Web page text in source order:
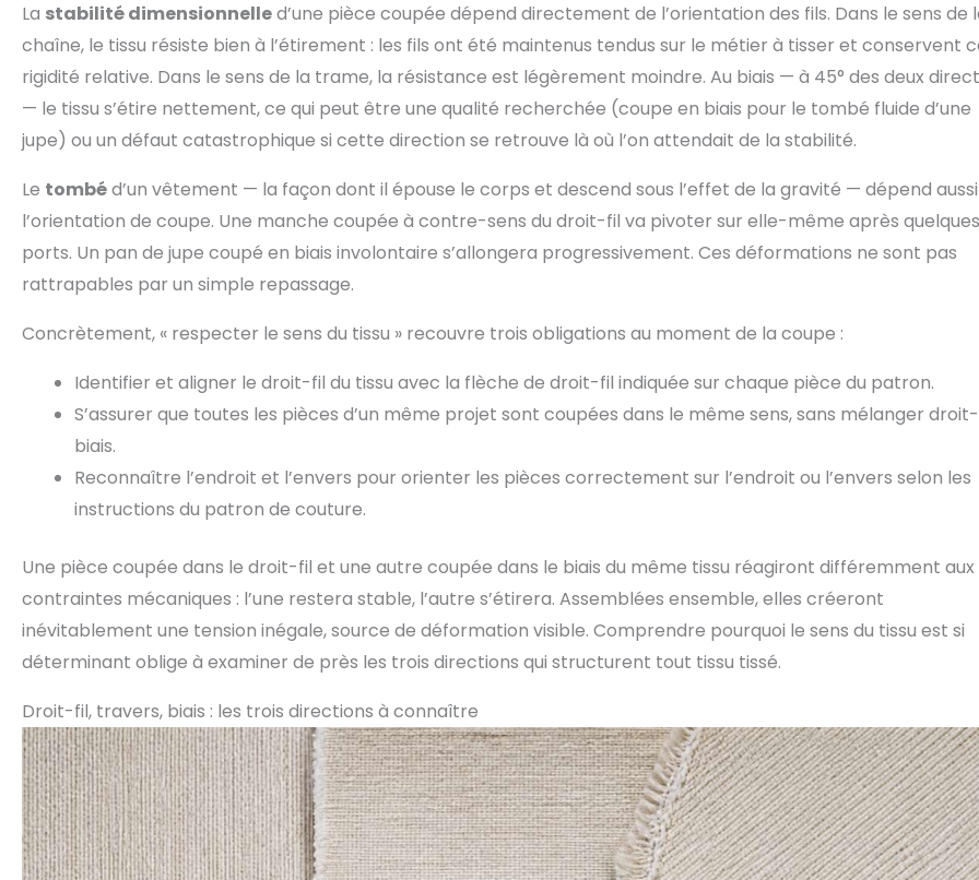
La stabilité dimensionnelled’une pièce coupée dépend directement de l’orientation des fils. Dans le sens de
chaîne, le tissu résiste bien à l’étirement : les fils ont été maintenus tendus sur le métier à tisser et conservent
rigidité relative. Dans le sens de la trame, la résistance est légèrement moindre. Au biais — à 45° des deux
— le tissu s’étire nettement, ce qui peut être une qualité recherchée (coupe en biais pour le tombé fluide d’une
jupe) ou un défaut catastrophique si cette direction se retrouve là où l’on attendait de la stabilité.
Le tombéd’un vêtement — la façon dont il épouse le corps et descend sous l’effet de la gravité — dépend
l’orientation de coupe. Une manche coupée à contre-sens du droit-fil va pivoter sur elle-même après quelques
ports. Un pan de jupe coupé en biais involontaire s’allongera progressivement. Ces déformations ne sont pas
rattrapables par un simple repassage.
Concrètement, « respecter le sens du tissu » recouvre trois obligations au moment de la coupe :
Identifier et aligner le droit-fil du tissu avec la flèche de droit-fil indiquée sur chaque pièce du patron.
S’assurer que toutes les pièces d’un même projet sont coupées dans le même sens, sans mélanger
biais.
Reconnaître l’endroit et l’envers pour orienter les pièces correctement sur l’endroit ou l’envers selon les
instructions du patron de couture.
Une pièce coupée dans le droit-fil et une autre coupée dans le biais du même tissu réagiront différemment aux
contraintes mécaniques : l’une restera stable, l’autre s’étirera. Assemblées ensemble, elles créeront
inévitablement une tension inégale, source de déformation visible. Comprendre pourquoi le sens du tissu est si
déterminant oblige à examiner de près les trois directions qui structurent tout tissu tissé.
Droit-fil, travers, biais : les trois directions à connaître